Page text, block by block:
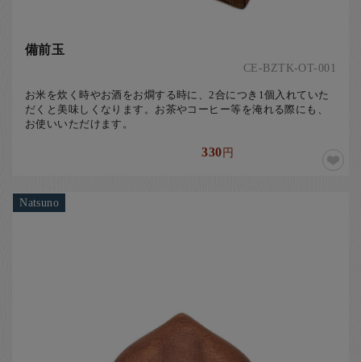
備前玉
CE-BZTK-OT-001
お米を炊く時やお酒をお燗する時に、2合につき1個入れていた
だくと美味しくなります。お茶やコーヒー等を淹れる際にも、
お使いいただけます。
330円
Natsuno